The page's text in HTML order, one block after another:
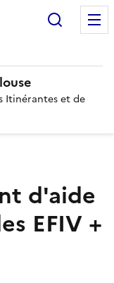
Itinérantes et de
d'aide
EFIV +